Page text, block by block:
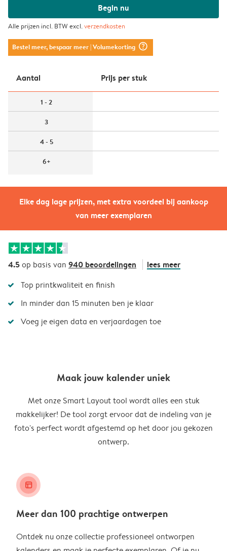
Elke dag lage prijzen, met extra voordeel bij aankoop
van meer exemplaren
Begin nu
Alle prijzen incl. BTW excl.verzendkosten
Bestel meer, bespaar meer| Volumekorting question_mark_circle
Aantal Prijs per stuk
1 - 2
3
4 - 5
6+
4.5op basis van 940 beoordelingen lees meer
Top printkwaliteit en finish
In minder dan 15 minuten ben je klaar
Voeg je eigen data en verjaardagen toe
Maak jouw kalender uniek
Met onze Smart Layout tool wordt alles een stuk
makkelijker! De tool zorgt ervoor dat de indeling van je
foto's perfect wordt afgestemd op het door jou gekozen
ontwerp.
layout_alt
Meer dan 100 prachtige ontwerpen
Ontdek nu onze collectie professioneel ontworpen